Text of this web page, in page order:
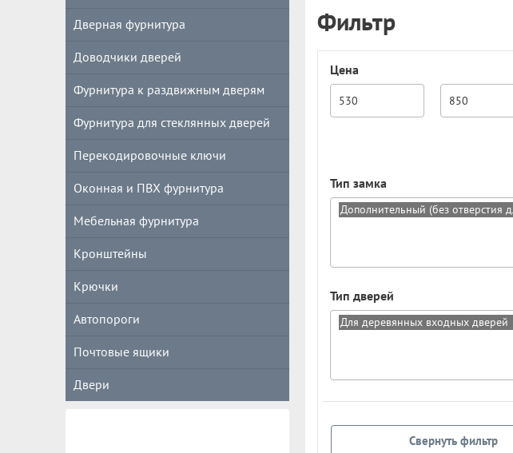
Дверная фурнитура
Доводчики дверей
Фурнитура к раздвижным дверям
Фурнитура для стеклянных дверей
Перекодировочные ключи
Оконная и ПВХ фурнитура
Мебельная фурнитура
Кронштейны
Крючки
Автопороги
Почтовые ящики
Двери
Фильтр
Цена
Тип замка
Тип дверей
Свернуть фильтр